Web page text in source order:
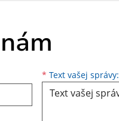
* Text vašej správy: